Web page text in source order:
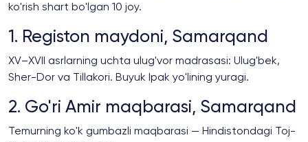
ko'rish shart bo'lgan 10 joy.
1. Registon maydoni, Samarqand
XV–XVII asrlarning uchta ulug'vor madrasasi: Ulug'bek,
Sher-Dor va Tillakori. Buyuk Ipak yo'lining yuragi.
2. Go'ri Amir maqbarasi, Samarqand
Temurning ko'k gumbazli maqbarasi — Hindistondagi Toj-